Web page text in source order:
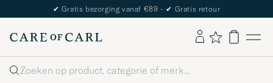
✔ Gratis bezorging vanaf €89 - ✔ Gratis retour
Zoeken